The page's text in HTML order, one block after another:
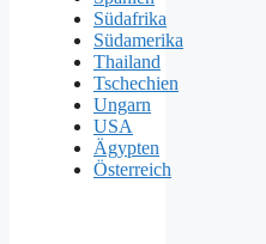
Südafrika
Südamerika
Thailand
Tschechien
Ungarn
USA
Ägypten
Österreich